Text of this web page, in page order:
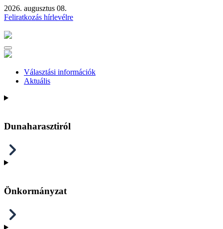
2026. augusztus 08.
Feliratkozás hírlevélre
Választási információk
Aktuális
Dunaharasztiról
Önkormányzat